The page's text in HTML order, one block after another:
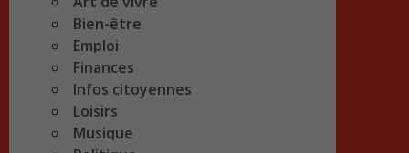
Bien-être
Emploi
Finances
Infos citoyennes
Loisirs
Musique